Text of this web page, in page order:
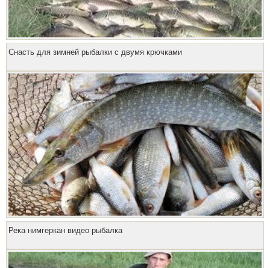
Снасть для зимней рыбалки с двумя крючками
Река нимгеркан видео рыбалка